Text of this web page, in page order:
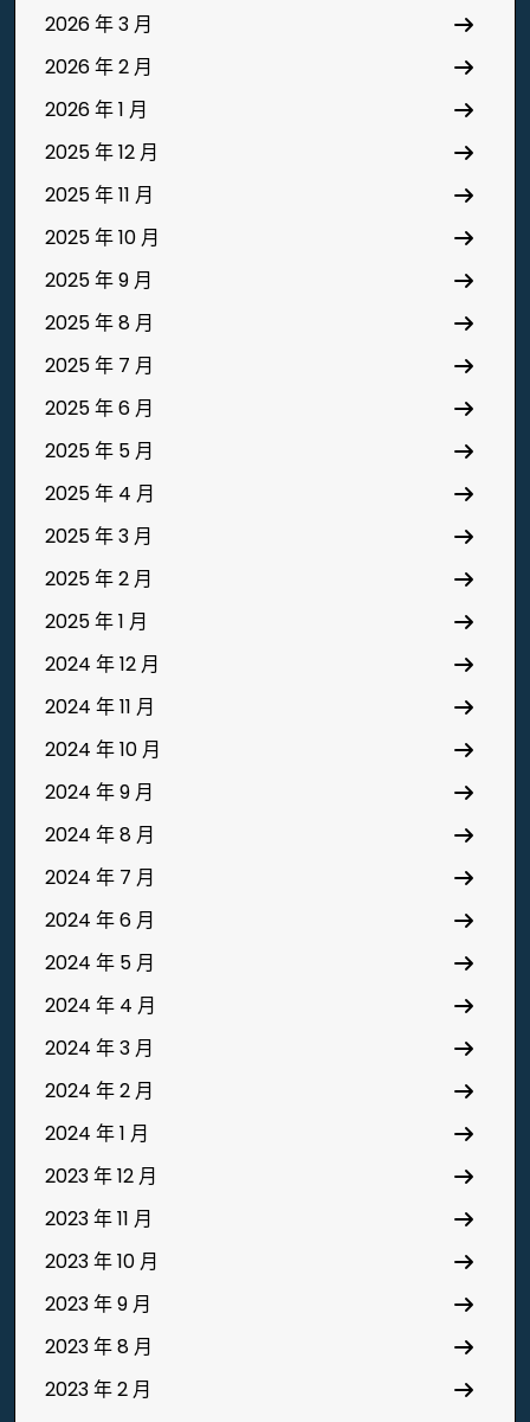
2026 年 3 月
2026 年 2 月
2026 年 1 月
2025 年 12 月
2025 年 11 月
2025 年 10 月
2025 年 9 月
2025 年 8 月
2025 年 7 月
2025 年 6 月
2025 年 5 月
2025 年 4 月
2025 年 3 月
2025 年 2 月
2025 年 1 月
2024 年 12 月
2024 年 11 月
2024 年 10 月
2024 年 9 月
2024 年 8 月
2024 年 7 月
2024 年 6 月
2024 年 5 月
2024 年 4 月
2024 年 3 月
2024 年 2 月
2024 年 1 月
2023 年 12 月
2023 年 11 月
2023 年 10 月
2023 年 9 月
2023 年 8 月
2023 年 2 月